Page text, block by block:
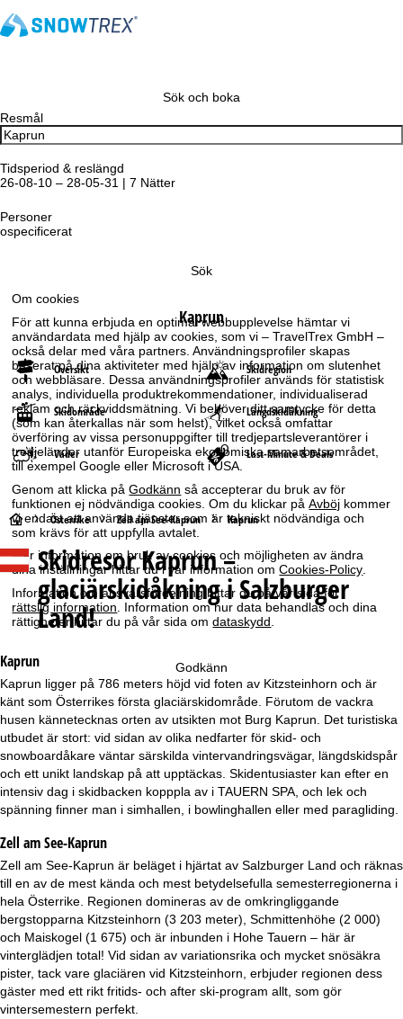
Om cookies
För att kunna erbjuda en optimal webbupplevelse hämtar vi
användardata med hjälp av cookies, som vi – TravelTrex GmbH –
också delar med våra partners. Användningsprofiler skapas
baserat på dina aktiviteter med hjälp av information om slutenhet
och webbläsare. Dessa användningsprofiler används för statistisk
analys, individuella produktrekommendationer, individualiserad
reklam och räckviddsmätning. Vi behöver ditt samtycke för detta
(som kan återkallas när som helst), vilket också omfattar
överföring av vissa personuppgifter till tredjepartsleverantörer i
tredjeländer utanför Europeiska ekonomiska samarbetsområdet,
till exempel Google eller Microsoft i USA.
Genom att klicka påGodkänn så accepterar du bruk av för
funktionen ej nödvändiga cookies. Om du klickar påAvböj kommer
vi endast att använda tjänster som är tekniskt nödvändiga och
som krävs för att uppfylla avtalet.
Mer information om bruk av cookies och möjligheten av ändra
dina inställningar hittar du i vår information omCookies-Policy
Information om ansvarsfördelning hittar du på vår sida för
rättslig information . Information om hur data behandlas och dina
rättigheter hittar du på vår sida omdataskydd
Godkänn
Sök och boka
Resmål
Tidsperiod & reslängd
26-08-10 – 28-05-31 | 7 Nätter
Personer
ospecificerat
Sök
Kaprun
Översikt Skidregion
Skidområde Längdskidåkning
Väder Last-Minute & Deals
S
t
a
r
t
s
i
d
a
Österrike Zell am See-Kaprun Kaprun
SkidresorKaprun –
glaciärskidåkning i Salzburger
Land!
Kaprun
Kaprun ligger på 786 meters höjd vid foten av Kitzsteinhorn och är
känt som Österrikes första glaciärskidområde. Förutom de vackra
husen kännetecknas orten av utsikten mot Burg Kaprun. Det turistiska
utbudet är stort: vid sidan av olika nedfarter för skid- och
snowboardåkare väntar särskilda vintervandringsvägar, längdskidspår
och ett unikt landskap på att upptäckas. Skidentusiaster kan efter en
intensiv dag i skidbacken kopppla av i TAUERN SPA, och lek och
spänning finner man i simhallen, i bowlinghallen eller med paragliding.
Zell am See-Kaprun
Zell am See-Kaprun är beläget i hjärtat av Salzburger Land och räknas
till en av de mest kända och mest betydelsefulla semesterregionerna i
hela Österrike. Regionen domineras av de omkringliggande
bergstopparna Kitzsteinhorn (3 203 meter), Schmittenhöhe (2 000)
och Maiskogel (1 675) och är inbunden i Hohe Tauern – här är
vinterglädjen total! Vid sidan av variationsrika och mycket snösäkra
pister, tack vare glaciären vid Kitzsteinhorn, erbjuder regionen dess
gäster med ett rikt fritids- och after ski-program allt, som gör
vintersemestern perfekt.